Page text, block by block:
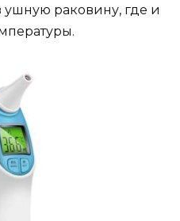
ушную раковину, где и